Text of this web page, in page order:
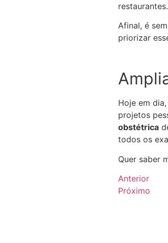
Afinal, é
priorizar
Hoje em
projetos
obstétrica
todos os
Quer saber
Anterior
Próximo